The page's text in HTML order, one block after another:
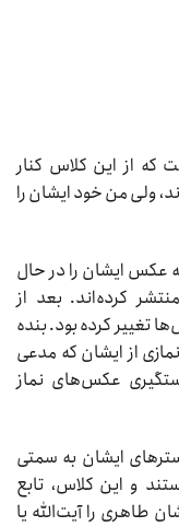
است که از این کلاس کنار
ولی من خود ایشان را
عکس ایشان را در حال
کرده‌اند. بعد از
تغییر کرده بود. بنده
از ایشان که مدعی
عکس‌های نماز
ایشان به سمتی
و این کلاس، تابع
طاهری را آیت‌الله یا